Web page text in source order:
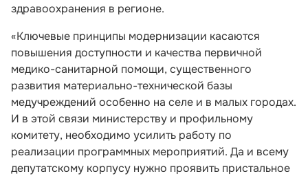
здравоохранения в регионе.
«Ключевые принципы модернизации касаются
повышения доступности и качества первичной
медико-санитарной помощи, существенного
развития материально-технической базы
медучреждений особенно на селе и в малых городах.
И в этой связи министерству и профильному
комитету, необходимо усилить работу по
реализации программных мероприятий. Да и всему
депутатскому корпусу нужно проявить пристальное